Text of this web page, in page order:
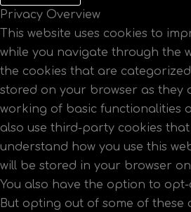
Privacy Overview
This website uses cookies to
while you navigate through the
the cookies that are
stored on your browser as they
working of basic functionalities
also use third-party cookies
understand how you use this
will be stored in your browser
You also have the option to
But opting out of some of these